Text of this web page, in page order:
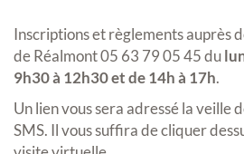
Inscriptions et règlements auprès
de Réalmont 05 63 79 05 45 du
9h30 à 12h30 et de 14h à 17h.
Un lien vous sera adressé la veille
SMS. Il vous suffira de cliquer